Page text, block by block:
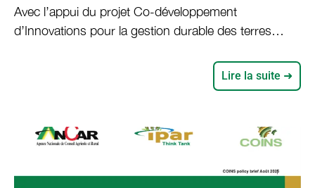
Avec l’appui du projet Co-développement
d’Innovations pour la gestion durable des terres
l’Ouest (COINS), un protocole a été signé entre
l’IPAR et l’ANCAR/ZVFS pour la mise en place d’un
Riziculture Intensif (SRI) au niveau de
Lire la suite ➜